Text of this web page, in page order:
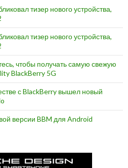
тизер нового устройства,
тизер нового устройства,
чтобы получать самую свежую
BlackBerry 5G
с BlackBerry вышел новый
версии BBM для Android